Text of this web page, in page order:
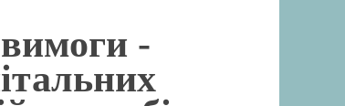
-